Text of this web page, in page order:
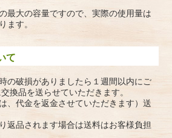
最大の容量ですので、実際の使用量は
ます。
て
の破損がありましたら１週間以内にご
換品を送らせていただきます。
、代金を返金させていただきます）送
返品されます場合は送料はお客様負担